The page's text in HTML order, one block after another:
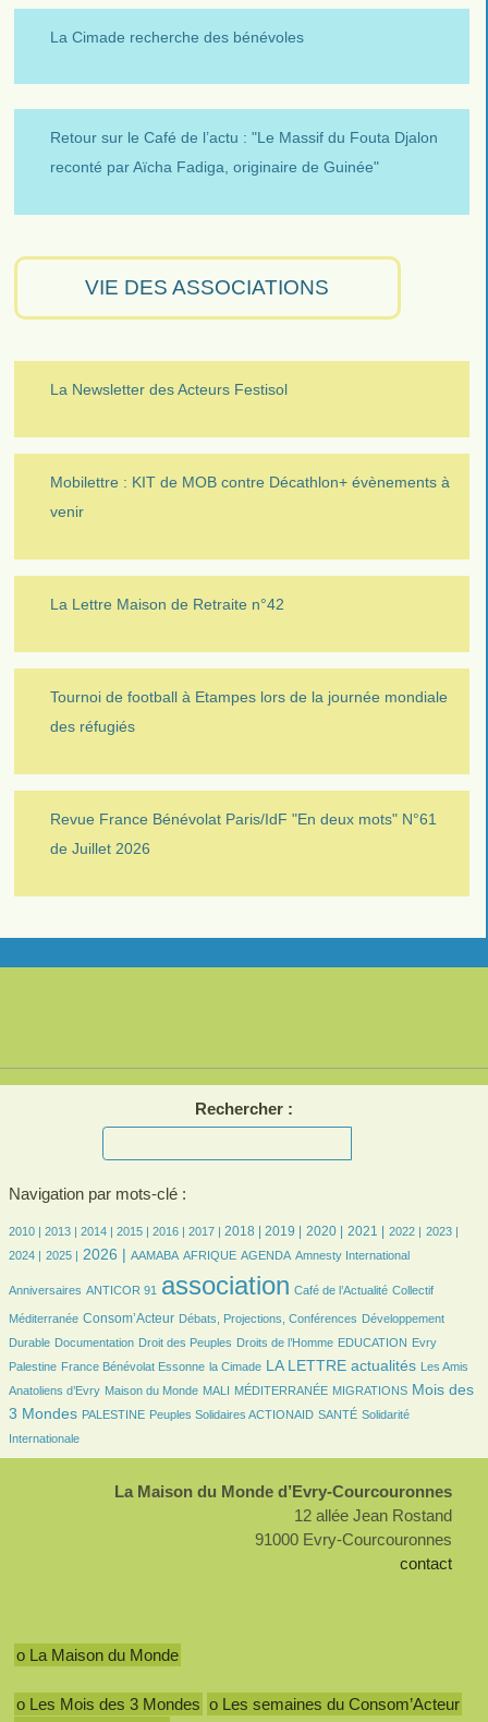
La Cimade recherche des bénévoles
Retour sur le Café de l’actu : "Le Massif du Fouta Djalon
reconté par Aïcha Fadiga, originaire de Guinée"
VIE DES ASSOCIATIONS
La Newsletter des Acteurs Festisol
Mobilettre : KIT de MOB contre Décathlon+ évènements à
venir
La Lettre Maison de Retraite n°42
Tournoi de football à Etampes lors de la journée mondiale
des réfugiés
Revue France Bénévolat Paris/IdF "En deux mots" N°61
de Juillet 2026
Rechercher :
Navigation par mots-clé :
4/1615
2010 |
4/16152013 |
110/1615 2014 |
212/1615 2015 |
265/1615 2016 |
301/1615 2017 |
402/1615 2018 |
433/1615 2019 |
376/1615 2020 |
397/1615 2021 |
297/1615 2022 |
298/1615 2023 |
282/1615
2024 |
267/1615
2025 |
582/1615 2026 |
50/1615 AAMABA
127/1615 AFRIQUE
293/1615 AGENDA
4/1615 Amnesty International
18/1615
Anniversaires ANTICOR 91 association Café de l’Actualité Collectif
Méditerranée
420/1615 Consom’Acteur
90/1615 Débats, Projections, Conférences
93/1615
Développement
Durable
32/1615Documentation
16/1615 Droit des Peuples
101/1615 Droits de l’Homme
34/1615 EDUCATION
14/1615
Evry
Palestine
99/1615France Bénévolat Essonne
37/1615 la Cimade
618/1615 LA LETTRE actualités
16/1615
Les Amis
Anatoliens d’Evry
48/1615 Maison du Monde
12/1615 MALI
10/1615 MÉDITERRANÉE
106/1615 MIGRATIONS
582/1615
Mois des
3 Mondes
67/1615 PALESTINE
62/1615 Peuples Solidaires ACTIONAID
75/1615 SANTÉ
178/1615
Solidarité
Internationale
La Maison du Monde d’Evry-Courcouronnes
12 allée Jean Rostand
91000 Evry-Courcouronnes
contact
o La Maison du Monde
o Les Mois des 3 Mondes o Les semaines du Consom’Acteur